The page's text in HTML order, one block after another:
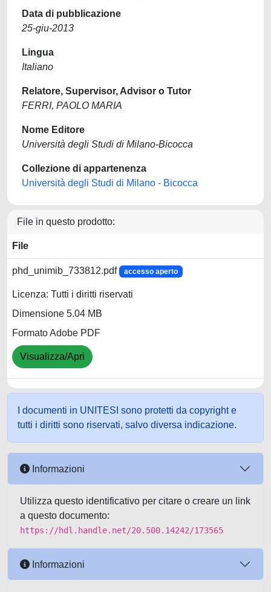
Data di pubblicazione
25-giu-2013
Lingua
Italiano
Relatore, Supervisor, Advisor o Tutor
FERRI, PAOLO MARIA
Nome Editore
Università degli Studi di Milano-Bicocca
Collezione di appartenenza
Università degli Studi di Milano - Bicocca
File in questo prodotto:
File
phd_unimib_733812.pdf accesso aperto
Licenza: Tutti i diritti riservati
Dimensione 5.04 MB
Formato Adobe PDF
Visualizza/Apri
I documenti in UNITESI sono protetti da copyright e
tutti i diritti sono riservati, salvo diversa indicazione.
Informazioni
Utilizza questo identificativo per citare o creare un link
a questo documento:
https://hdl.handle.net/20.500.14242/173565
Informazioni